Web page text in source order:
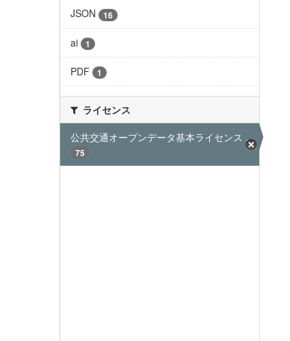
JSON 16
ai 1
PDF 1
ライセンス
公共交通オープンデータ基本ライセンス ...
75